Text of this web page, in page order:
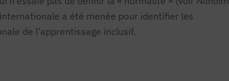
a été menée pour identifier les
de l’apprentissage inclusif.